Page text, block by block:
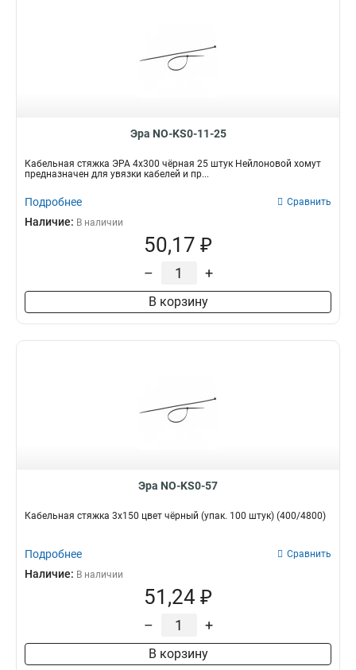
Эра NO-KS0-11-25
Кабельная стяжка ЭРА 4x300 чёрная 25 штук Нейлоновой хомут
предназначен для увязки кабелей и пр...
Подробнее Сравнить
Наличие: В наличии
50,17 ₽
– +
В корзину
Эра NO-KS0-57
Кабельная стяжка 3х150 цвет чёрный (упак. 100 штук) (400/4800)
Подробнее Сравнить
Наличие: В наличии
51,24 ₽
– +
В корзину